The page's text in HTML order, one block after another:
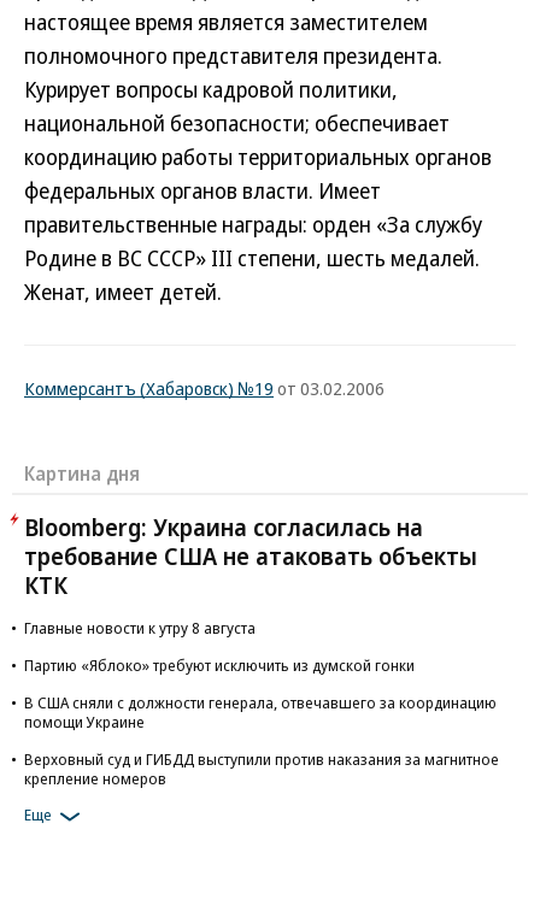
настоящее время является заместителем
полномочного представителя президента.
Курирует вопросы кадровой политики,
национальной безопасности; обеспечивает
координацию работы территориальных органов
федеральных органов власти. Имеет
правительственные награды: орден «За службу
Родине в ВС СССР» III степени, шесть медалей.
Женат, имеет детей.
Коммерсантъ (Хабаровск) №19 от 03.02.2006
Картина дня
Bloomberg: Украина согласилась на
требование США не атаковать объекты
КТК
Главные новости к утру 8 августа
Партию «Яблоко» требуют исключить из думской гонки
В США сняли с должности генерала, отвечавшего за координацию
помощи Украине
Верховный суд и ГИБДД выступили против наказания за магнитное
крепление номеров
Еще